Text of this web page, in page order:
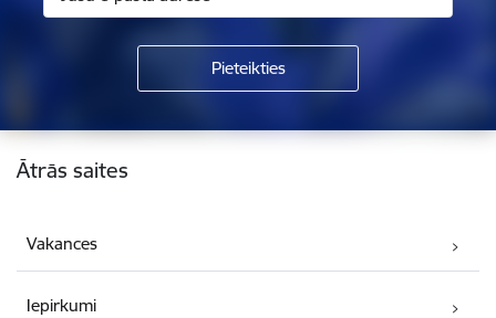
Kājene
Ātrās saites
Vakances
Iepirkumi